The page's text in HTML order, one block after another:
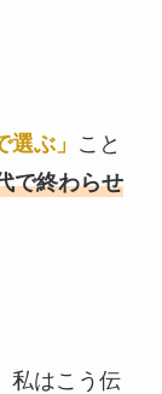
ぶ」 こと
で終わらせ
私はこう伝